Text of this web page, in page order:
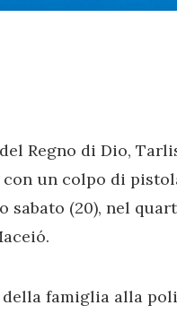
Regno di Dio,
con un colpo di
(20), nel
famiglia alla